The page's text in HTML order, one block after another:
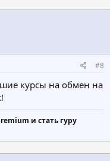
#8
курсы на обмен на
и стать гуру